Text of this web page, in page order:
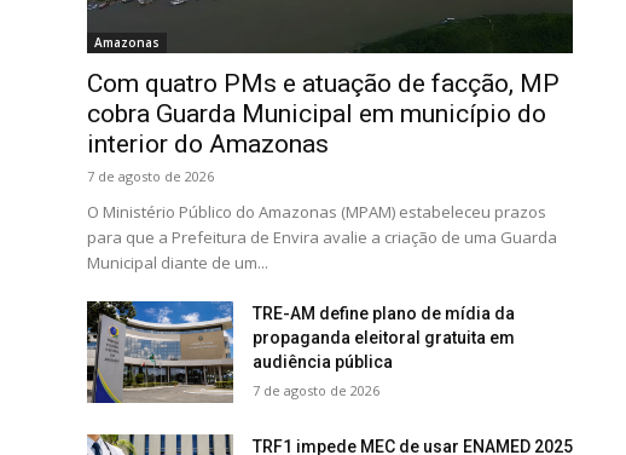
Amazonas
Com quatro PMs e atuação de facção, MP
cobra Guarda Municipal em município do
interior do Amazonas
7 de agosto de 2026
O Ministério Público do Amazonas (MPAM) estabeleceu prazos
para que a Prefeitura de Envira avalie a criação de uma Guarda
Municipal diante de um...
TRE-AM define plano de mídia da
propaganda eleitoral gratuita em
audiência pública
7 de agosto de 2026
TRF1 impede MEC de usar ENAMED 2025